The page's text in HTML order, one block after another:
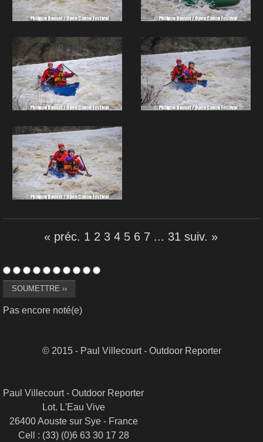
« préc. 1 2 3 4 5 6 7 ... 31 suiv. »
Pas encore noté(e)
© 2015 - Paul Villecourt - Outdoor Reporter
Paul Villecourt - Outdoor Reporter
Lot. L'Eau Vive
26400 Aouste sur Sye - France
Cell : (33) (0)6 63 30 17 28